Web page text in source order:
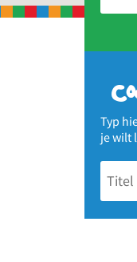
Typ
je wilt